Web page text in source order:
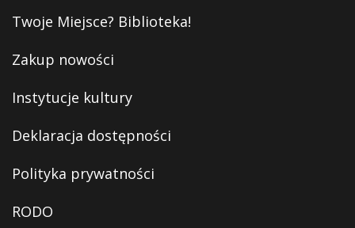
Twoje Miejsce? Biblioteka!
Zakup nowości
Instytucje kultury
Deklaracja dostępności
Polityka prywatności
RODO